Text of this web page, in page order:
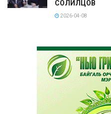
СОЛИЛЦОВ
2026-04-08